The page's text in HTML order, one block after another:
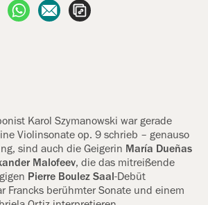
teilen
auf X teilenper WhatsApp teilen
per E-Mail teilen
Karol Szymanowski war gerade
Violinsonate op. 9 schrieb – ge‍nauso
sind auch die Geigerin María Dueñas
Malofeev, die das mitreißende
Pierre Boulez Saal -Debüt
Francks berühmter Sonate und einem